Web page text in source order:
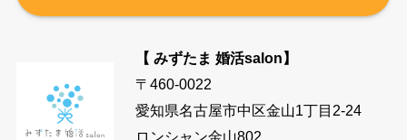
【 みずたま 婚活salon】
〒460-0022
愛知県名古屋市中区金山1丁目2-24
ロンシャン金山802